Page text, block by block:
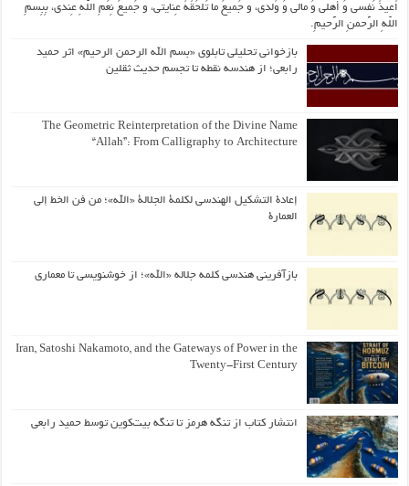
اُعیذُ نَفسی وَ أهلی وَ مالی وَ وُلدی، و جَمیعَ ما تَلحَقُهُ عِنایتی، و جَمیعَ نِعَمِ اللّهِ عِندی، بِبِسمِ
اللّهِ الرَّحمنِ الرَّحیمِ.
بازخوانی تحلیلی تابلوی «بسم الله الرحمن الرحیم» اثر حمید
رابعی؛ از هندسه نقطه تا تجسم حدیث ثقلین
The Geometric Reinterpretation of the Divine Name
“Allah”: From Calligraphy to Architecture
إعادة التشكيل الهندسي لكلمة الجلالة «الله»؛ من فن الخط إلى
العمارة
بازآفرینی هندسی کلمه جلاله «الله»؛ از خوشنویسی تا معماری
Iran, Satoshi Nakamoto, and the Gateways of Power in the
Twenty-First Century
انتشار کتاب از تنگه هرمز تا تنگه بیت‌کوین توسط حمید رابعی